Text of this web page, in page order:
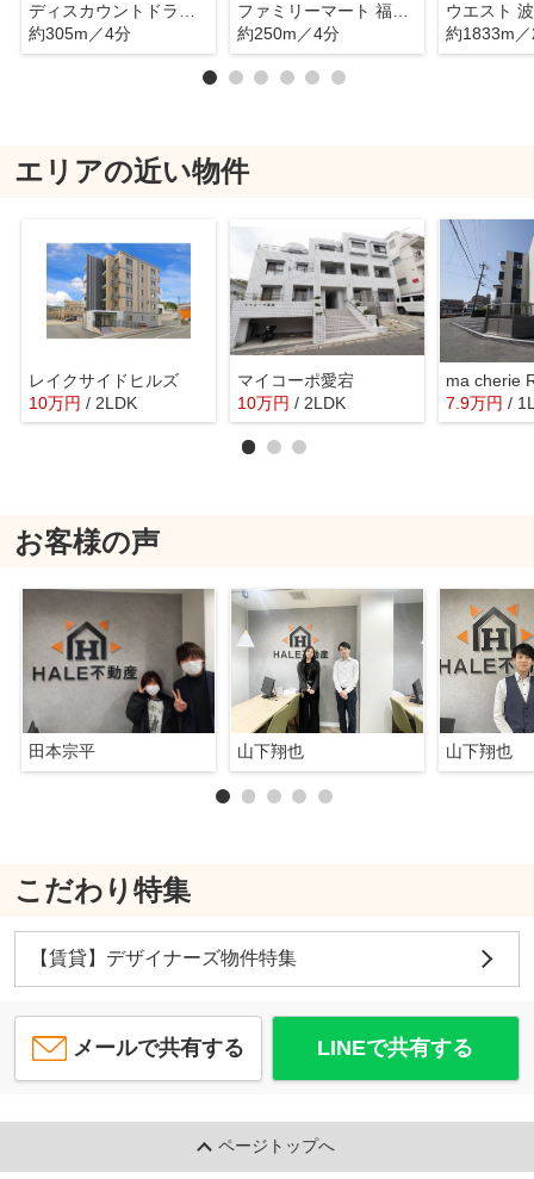
約305m／4分
ファミリーマート 福岡周船寺1丁目店
約250m／4分
ウエスト
約1833m
エリアの近い物件
レイクサイドヒルズ
10万円 / 2LDK
マイコーポ愛宕
10万円 / 2LDK
ma cherie
7.9万円 /
お客様の声
田本宗平 山下翔也 山下翔也
こだわり特集
【賃貸】デザイナーズ物件特集
メールで共有する LINEで共有する
ページトップへ